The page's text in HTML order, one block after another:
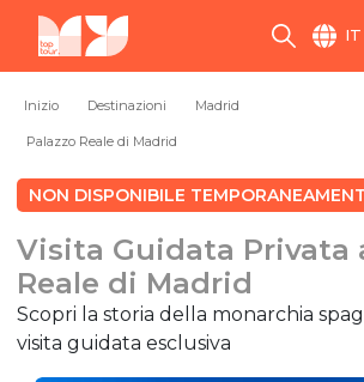
IT
Inizio Destinazioni Madrid
Palazzo Reale di Madrid
NON DISPONIBILE
Visita Guidata Privata
Reale di Madrid
Scopri la storia della monarchia
visita guidata esclusiva